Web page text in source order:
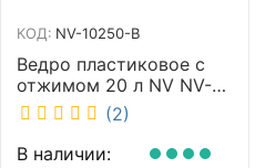
КОД: NV-10250-B
Ведро пластиковое с
отжимом 20 л NV NV-
10250-B
(2)
В наличии: